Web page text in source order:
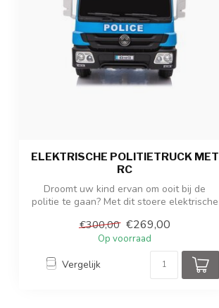
Afmetingen product
Afmetingen verpakking
Gewicht product / verpakking
ELEKTRISCHE POLITIETRUCK MET
RC
Droomt uw kind ervan om ooit bij de
politie te gaan? Met dit stoere elektrische
€300,00 €269,00
Op voorraad
Vergelijk